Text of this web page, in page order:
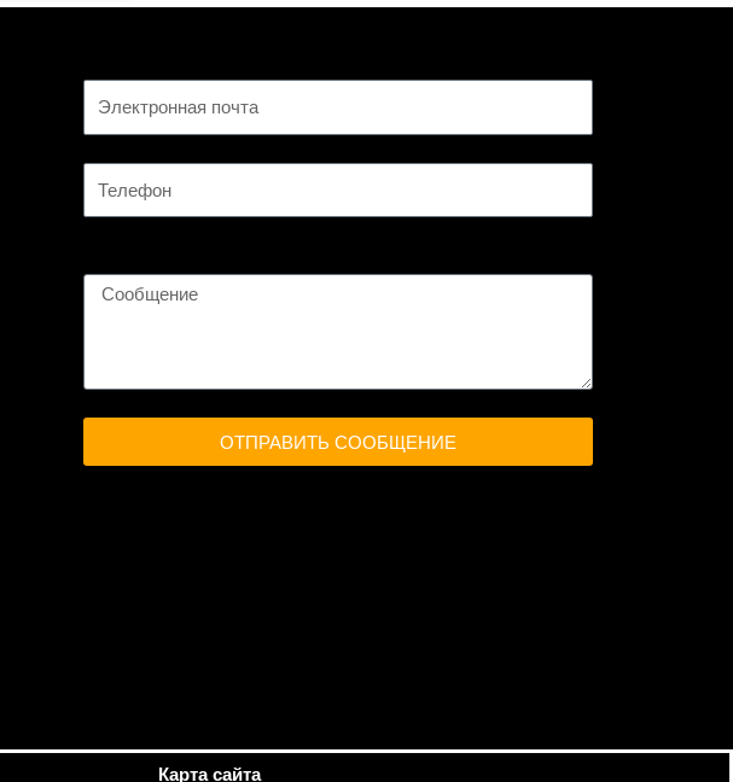
ОТПРАВИТЬ СООБЩЕНИЕ
Карта сайта